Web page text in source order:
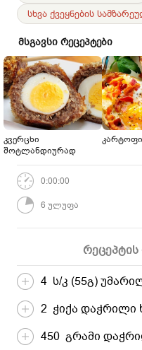
სხვა ქვეყნების
მსგავსი რეცეპტები
კვერცხი
შოტლანდიურად
0:00:00
6 ულუფა
4 ს/კ (55გ)
2 ჭიქა დაჭრილი
450 გრამი